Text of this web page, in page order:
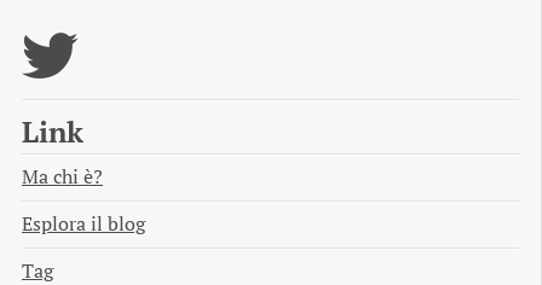
Link
Ma chi è?
Esplora il blog
Tag